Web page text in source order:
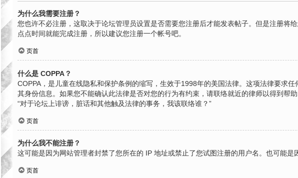
为什么我需要注册？
您也许不必注册，这取决于论坛管理员设置是否需要您注册后才能发表帖子。但是注册
点点时间就能完成注册，所以建议您注册一个帐号吧。
页首
什么是 COPPA？
COPPA，是儿童在线隐私和保护条例的缩写，生效于1998年的美国法律。这项法律要求
其身份信息。如果您不能确认此法律是否对您的行为有约束，请联络就近的律师以得到帮
“对于论坛上诽谤，脏话和其他触及法律的事务，我该联络谁？”
页首
为什么我不能注册？
这可能是因为网站管理者封禁了您所在的 IP 地址或禁止了您试图注册的用户名。也可能
页首